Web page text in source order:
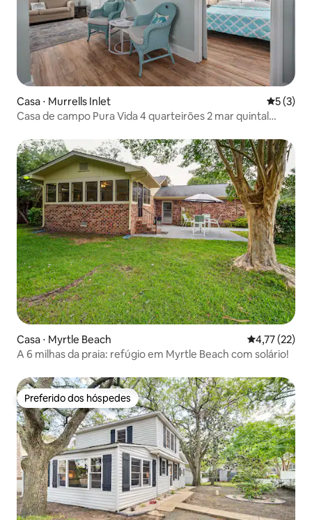
Casa ⋅ Murrells Inlet 5 de
5 (3)
Casa de campo Pura Vida 4 quarteirões 2 mar quintal
Casa ⋅ Myrtle Beach 4,77 de uma
4,77 (22)
A 6 milhas da praia: refúgio em Myrtle Beach com solário!
Preferido dos hóspedes
Preferido dos hóspedes